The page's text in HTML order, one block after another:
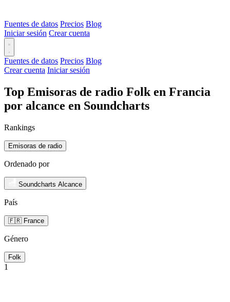
Fuentes de datos Precios Blog
Iniciar sesión Crear cuenta
Fuentes de datos Precios Blog
Crear cuenta Iniciar sesión
Top Emisoras de radio Folk en Francia
por alcance en Soundcharts
Rankings
Emisoras de radio
Ordenado por
Soundcharts Alcance
País
🇫🇷 France
Género
Folk
1